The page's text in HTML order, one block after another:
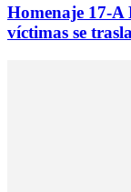
Homenaje 17-A
víctimas se